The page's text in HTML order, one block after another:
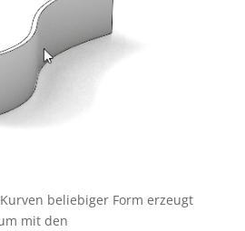
beliebiger Form erzeugt
mit den